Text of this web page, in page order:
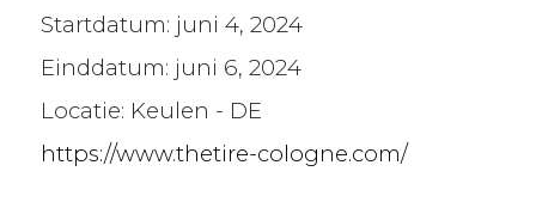
Startdatum: juni 4, 2024
Einddatum: juni 6, 2024
Locatie: Keulen - DE
https://www.thetire-cologne.com/